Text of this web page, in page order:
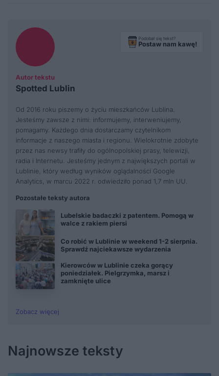
Autor tekstu
Spotted Lublin
Podobał się tekst?
Postaw nam kawę!
Od 2016 roku piszemy o życiu mieszkańców Lublina.
Jesteśmy zawsze z nimi: informujemy, interweniujemy,
pomagamy. Każdego dnia dostarczamy czytelnikom
informacje z naszego miasta i regionu. Wielokrotnie zdobyte
przez nas newsy trafiły do ogólnopolskiej prasy, telewizji,
radia i Internetu. Jesteśmy jednym z największych portali w
Lublinie, który według wyników oglądalności Google
Analytics, w marcu 2022 r. odwiedziło ponad 1,7 mln UU.
Pozostałe teksty autora
Lubelskie badaczki z patentem. Pomogą w
walce z rakiem piersi
Co robić w Lublinie w weekend 1-2 sierpnia.
Sprawdź najciekawsze wydarzenia
Kierowców w Lublinie czeka gorący
poniedziałek. Pielgrzymka, marsz i
zamknięte ulice
Zobacz więcej
Najnowsze teksty